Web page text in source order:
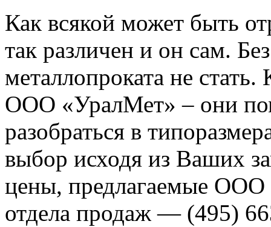
Как всякой может быть
так различен и он сам.
металлопроката не стать.
ООО «УралМет» – они
разобраться в
выбор исходя из Ваших
цены, предлагаемые ООО
отдела продаж — (495)